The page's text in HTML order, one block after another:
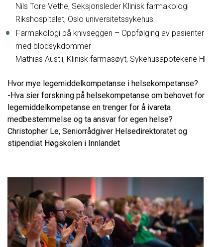
Nils Tore Vethe, Seksjonsleder Klinisk farmakologi
Rikshospitalet, Oslo universitetssykehus
Farmakologi på knivseggen – Oppfølging av pasienter
med blodsykdommer
Mathias Austli, Klinisk farmasøyt, Sykehusapotekene HF
Hvor mye legemiddelkompetanse i helsekompetanse?
-Hva sier forskning på helsekompetanse om behovet for
legemiddelkompetanse en trenger for å ivareta
medbestemmelse og ta ansvar for egen helse?
Christopher Le, Seniorrådgiver Helsedirektoratet og
stipendiat Høgskolen i Innlandet